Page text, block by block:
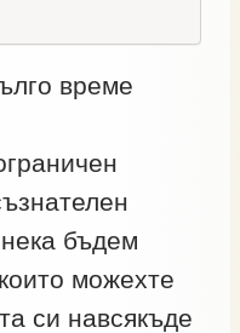
време
бъдем
можехте
си навсякъде